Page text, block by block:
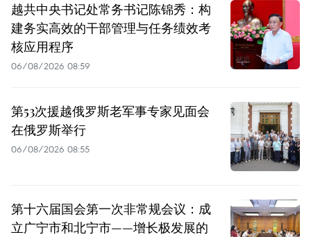
越共中央书记处常务书记陈锦秀：构
建务实高效的干部管理与任务绩效考
核应用程序
06/08/2026 08:59
第53次援越俄罗斯老军事专家见面会
在俄罗斯举行
06/08/2026 08:55
第十六届国会第一次非常规会议：成
立广宁市和北宁市——增长极发展的